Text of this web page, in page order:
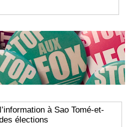
à Sao Tomé-et-
élections